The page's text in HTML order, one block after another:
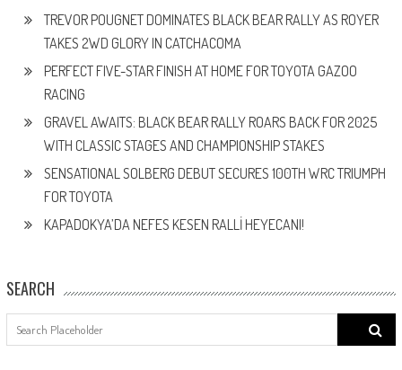
TREVOR POUGNET DOMINATES BLACK BEAR RALLY AS ROYER
TAKES 2WD GLORY IN CATCHACOMA
PERFECT FIVE-STAR FINISH AT HOME FOR TOYOTA GAZOO
RACING
GRAVEL AWAITS: BLACK BEAR RALLY ROARS BACK FOR 2025
WITH CLASSIC STAGES AND CHAMPIONSHIP STAKES
SENSATIONAL SOLBERG DEBUT SECURES 100TH WRC TRIUMPH
FOR TOYOTA
KAPADOKYA’DA NEFES KESEN RALLİ HEYECANI!
SEARCH
Search
for: